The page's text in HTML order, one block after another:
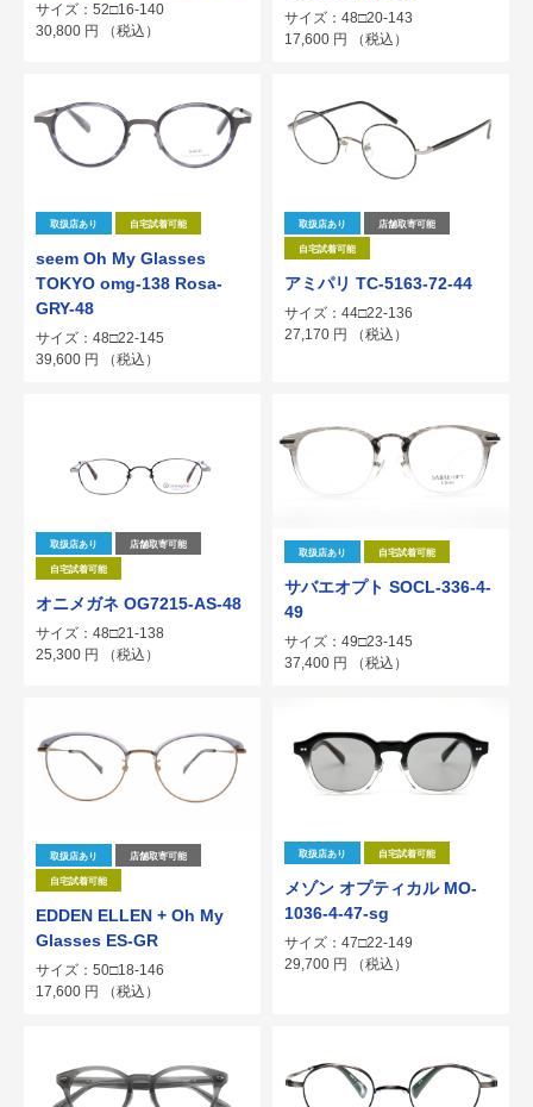
サイズ：52□16-140
30,800 円 （税込）
サイズ：48□20-143
17,600 円 （税込）
取扱店あり 自宅試着可能
seem Oh My Glasses
TOKYO omg-138 Rosa-
GRY-48
サイズ：48□22-145
39,600 円 （税込）
取扱店あり 店舗取寄可能
自宅試着可能
アミパリ TC-5163-72-44
サイズ：44□22-136
27,170 円 （税込）
取扱店あり 店舗取寄可能
自宅試着可能
オニメガネ OG7215-AS-48
サイズ：48□21-138
25,300 円 （税込）
取扱店あり 自宅試着可能
サバエオプト SOCL-336-4-
49
サイズ：49□23-145
37,400 円 （税込）
取扱店あり 店舗取寄可能
自宅試着可能
EDDEN ELLEN + Oh My
Glasses ES-GR
サイズ：50□18-146
17,600 円 （税込）
取扱店あり 自宅試着可能
メゾン オプティカル MO-
1036-4-47-sg
サイズ：47□22-149
29,700 円 （税込）